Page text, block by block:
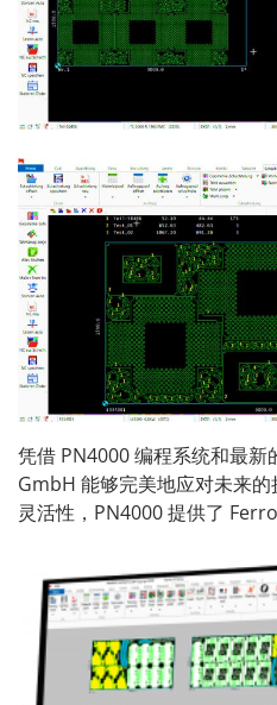
凭借 PN4000 编程系统和最
GmbH 能够完美地应对未来
灵活性，PN4000 提供了